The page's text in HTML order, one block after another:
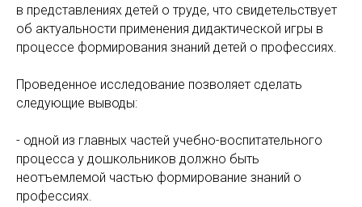
в представлениях детей о труде, что свидетельствует
об актуальности применения дидактической игры в
процессе формирования знаний детей о профессиях.
Проведенное исследование позволяет сделать
следующие выводы:
- одной из главных частей учебно-воспитательного
процесса у дошкольников должно быть
неотъемлемой частью формирование знаний о
профессиях.